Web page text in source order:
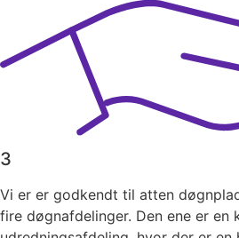
3
Vi er er godkendt til atten
fire døgnafdelinger. Den ene er en